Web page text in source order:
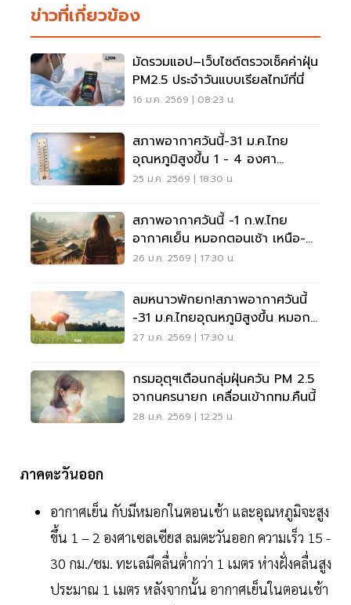
ข่าวที่เกี่ยวข้อง
มัดรวมแอป–เว็บไซต์ตรวจเช็คค่าฝุ่น
PM2.5 ประจำวันแบบเรียลไทม์ที่นี่
16 ม.ค. 2569 | 08:23 น.
สภาพอากาศวันนี้-31 ม.ค.ไทย
อุณหภูมิสูงขึ้น 1 - 4 องศา
เซลเซียส หมอกตอนเช้า
25 ม.ค. 2569 | 18:30 น.
สภาพอากาศวันนี้ -1 ก.พ.ไทย
อากาศเย็น หมอกตอนเช้า เหนือ-
อีสาน ยอดดอยหนาวจัด
26 ม.ค. 2569 | 17:30 น.
ลมหนาวพักยก!สภาพอากาศวันนี้
-31 ม.ค.ไทยอุณหภูมิสูงขึ้น หมอก
ตอนเช้า
27 ม.ค. 2569 | 17:30 น.
กรมอุตุฯเตือนกลุ่มฝุ่นควัน PM 2.5
จากนครนายก เคลื่อนเข้ากทม.คืนนี้
28 ม.ค. 2569 | 12:25 น.
ภาคตะวันออก
อากาศเย็น กับมีหมอกในตอนเช้า และอุณหภูมิจะสูง
ขึ้น 1 – 2 องศาเซลเซียส ลมตะวันออก ความเร็ว 15 -
30 กม./ชม. ทะเลมีคลื่นต่ำกว่า 1 เมตร ห่างฝั่งคลื่นสูง
ประมาณ 1 เมตร หลังจากนั้น อากาศเย็นในตอนเช้า